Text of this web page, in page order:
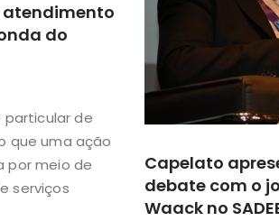
atendimento
do
particular de
que uma ação
por meio de
serviços
Capelato
debate com o
Waack no